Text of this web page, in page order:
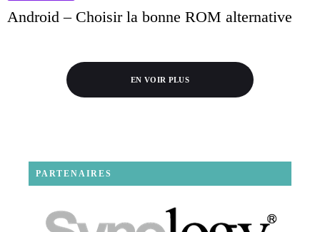
Android – Choisir la bonne ROM alternative
EN VOIR PLUS
PARTENAIRES